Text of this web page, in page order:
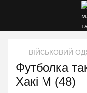
ВІЙСЬКОВИЙ
Футболка
Хакі M (48)